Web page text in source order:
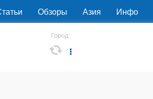
Обзоры Азия Инфо
Город